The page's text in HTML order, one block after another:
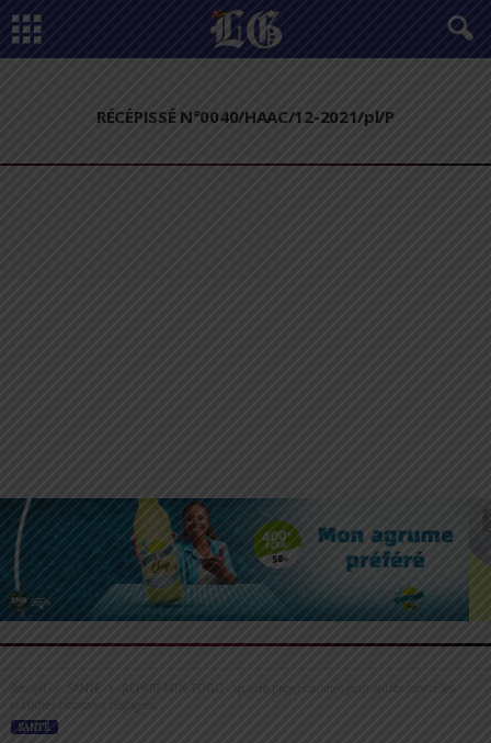
RÉCÉPISSÉ N°0040/HAAC/12-2021/pl/P
SANTÉ
REPAIR-MTN-TOGO : quatre projets primés pour lutter contre les
maladies tropicales négligées
SANTÉ